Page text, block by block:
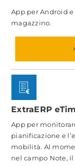
App per Android
magazzino.
ExtraERP
App per
pianificazione e
mobilità. Al
nel campo Note,